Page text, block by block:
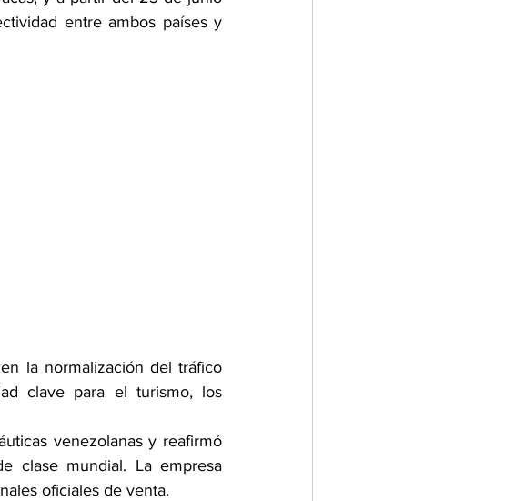
entre ambos países y
la normalización del tráfico
clave para el turismo, los
venezolanas y reafirmó
clase mundial. La empresa
oficiales de venta.